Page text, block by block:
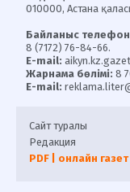
010000, Астана
Байланыс
8 (7172) 76-84-66.
E-mail:
Жарнама бөлімі: 8
E-mail:
Сайт туралы
Редакция
PDF | онлайн газет